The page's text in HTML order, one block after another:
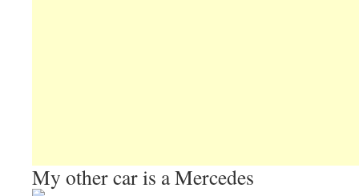
My other car is a Mercedes